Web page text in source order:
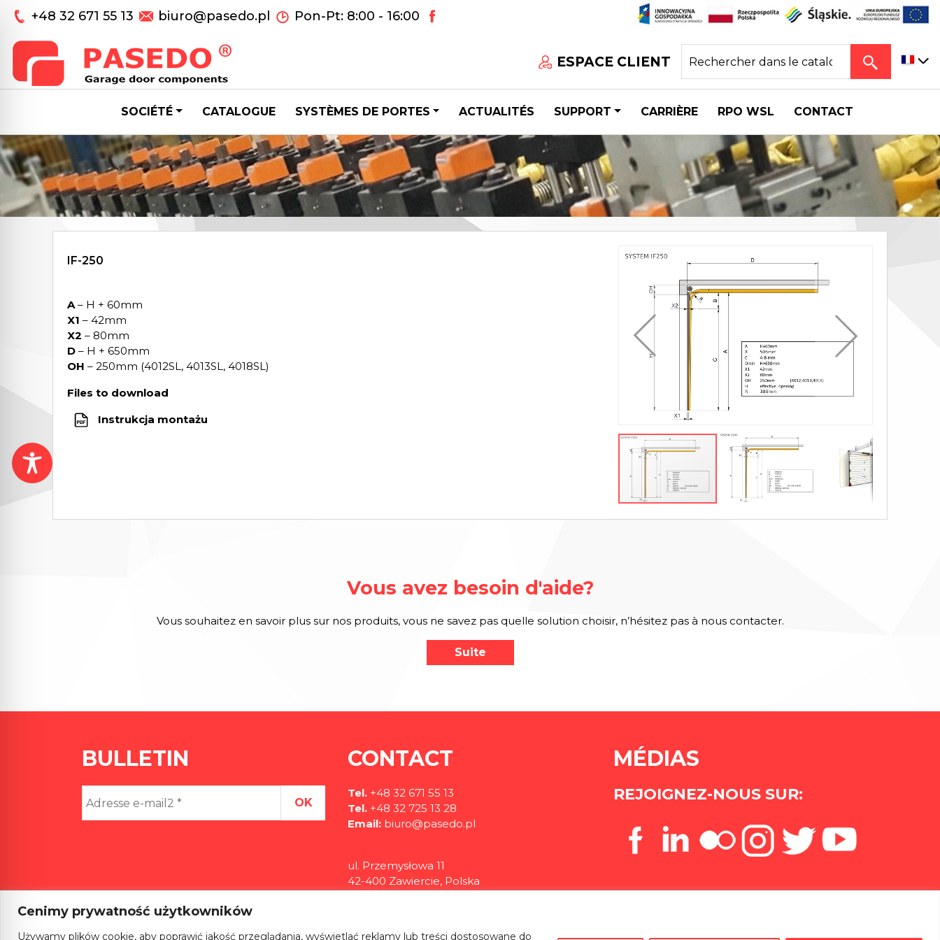
Cenimy prywatność użytkowników
Używamy plików cookie, aby poprawić jakość przeglądania, wyświetlać reklamy lub treści dostosowane do
+48 32 671 55 13 biuro@pasedo.pl Pon-Pt: 8:00 - 16:00
ESPACE CLIENT
SOCIÉTÉ CATALOGUE SYSTÈMES DE PORTES ACTUALITÉS SUPPORT CARRIÈRE RPO WSL CONTACT
IF-250
A– H + 60mm
X1 – 42mm
X2 – 80mm
D – H + 650mm
OH – 250mm (4012SL, 4013SL, 4018SL)
Files to download
Instrukcja montażu
Vous avez besoin d'aide?
Vous souhaitez en savoir plus sur nos produits, vous ne savez pas quelle solution choisir, n’hésitez pas à nous contacter.
Suite
BULLETIN
e-
mail2
CONTACT
Tel. +48 32 671 55 13
Tel. +48 32 725 13 28
Email: biuro@pasedo.pl
ul. Przemysłowa 11
42-400 Zawiercie, Polska
MÉDIAS
REJOIGNEZ-NOUS SUR:
©PASEDO Wszelkie Prawa Zastrzeżone 2022 | Projekt & Realizacja